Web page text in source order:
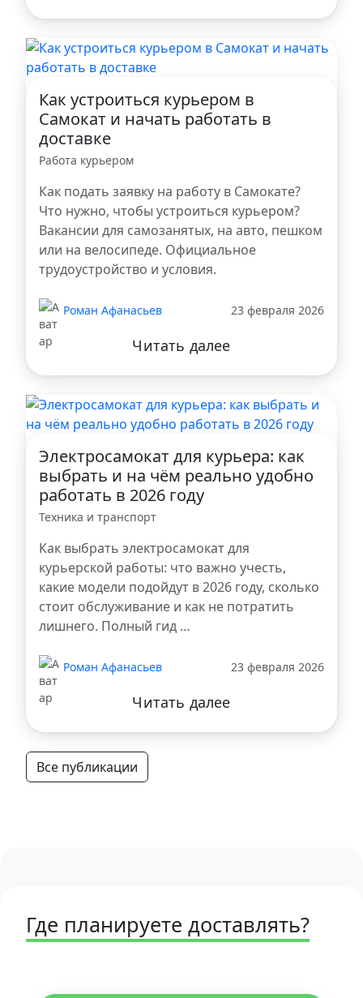
Как устроиться курьером в
Самокат и начать работать в
доставке
Работа курьером
Как подать заявку на работу в Самокате?
Что нужно, чтобы устроиться курьером?
Вакансии для самозанятых, на авто, пешком
или на велосипеде. Официальное
трудоустройство и условия.
Роман Афанасьев 23 февраля 2026
Читать далее
Электросамокат для курьера: как
выбрать и на чём реально удобно
работать в 2026 году
Техника и транспорт
Как выбрать электросамокат для
курьерской работы: что важно учесть,
какие модели подойдут в 2026 году, сколько
стоит обслуживание и как не потратить
лишнего. Полный гид …
Роман Афанасьев 23 февраля 2026
Читать далее
Все публикации
Где планируете доставлять?